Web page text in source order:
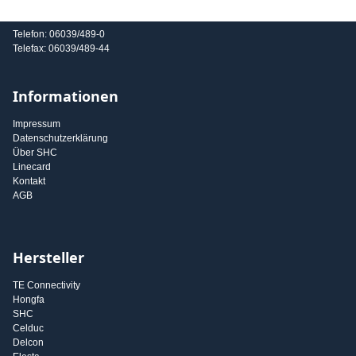
Telefon: 06039/489-0
Telefax: 06039/489-44
Informationen
Impressum
Datenschutzerklärung
Über SHC
Linecard
Kontakt
AGB
Hersteller
TE Connectivity
Hongfa
SHC
Celduc
Delcon